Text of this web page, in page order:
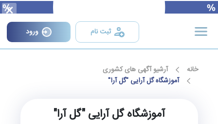
×
ثبت نام ورود
خانه
آرشیو آگهی های کشوری
آموزشگاه گل‌ آرایی "گل‌ آرا"
آموزشگاه گل‌ آرایی "گل‌ آرا"